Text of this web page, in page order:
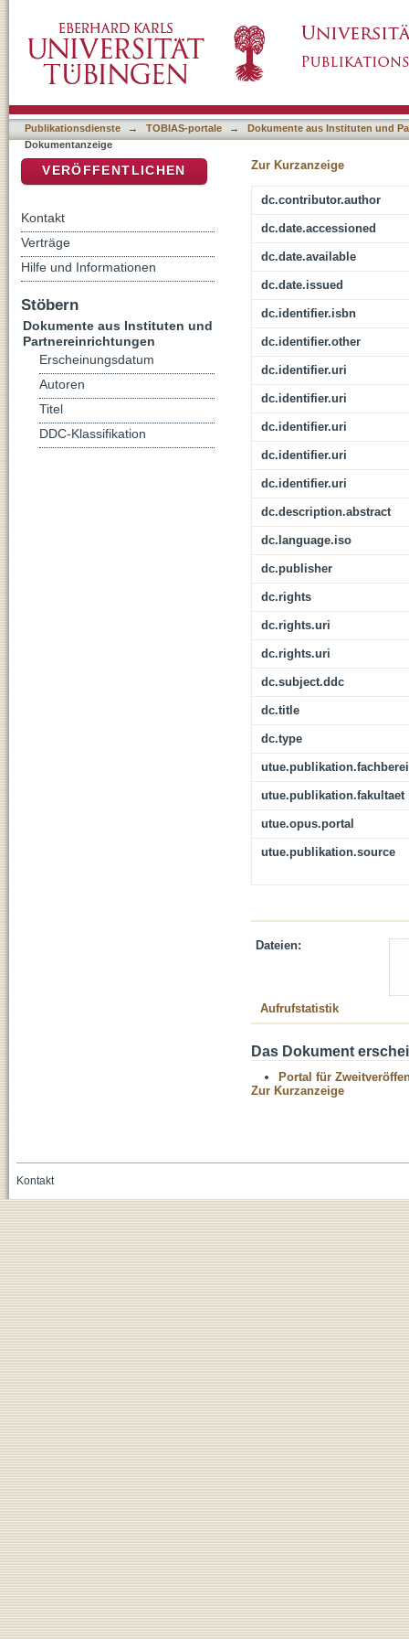
Publikationsdienste → TOBIAS-portale →
Dokumente aus Instituten und
Dokumentanzeige
Zur Kurzanzeige
dc.contributor.author
dc.date.accessioned
dc.date.available
dc.date.issued
dc.identifier.isbn
dc.identifier.other
dc.identifier.uri
dc.identifier.uri
dc.identifier.uri
dc.identifier.uri
dc.identifier.uri
dc.description.abstract
dc.language.iso
dc.publisher
dc.rights
dc.rights.uri
dc.rights.uri
dc.subject.ddc
dc.title
dc.type
utue.publikation.fakultaet
utue.opus.portal
utue.publikation.source
Dateien:
Aufrufstatistik
Das Dokument
Portal für
Zur Kurzanzeige
VERÖFFENTLICHEN
Kontakt
Verträge
Hilfe und Informationen
Stöbern
Dokumente aus Instituten und
Partnereinrichtungen
Erscheinungsdatum
Autoren
Titel
DDC-Klassifikation
Kontakt